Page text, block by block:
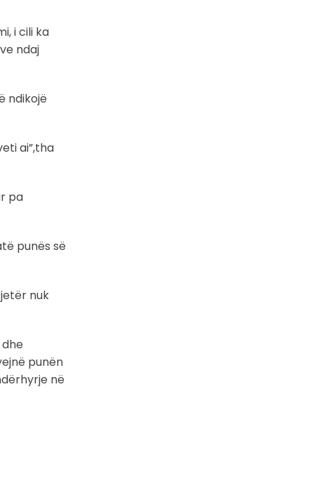
i cili ka
ndaj
ndikojë
ai”,tha
pa
punës së
nuk
punën
në